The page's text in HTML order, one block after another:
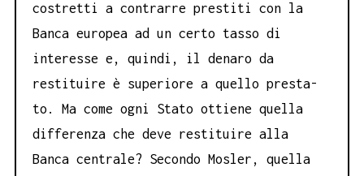
costretti a contrarre prestiti con la
Banca europea ad un certo tasso di
interesse e, quindi, il denaro da
restituire è superiore a quello presta-
to. Ma come ogni Stato ottiene quella
differenza che deve restituire alla
Banca centrale? Secondo Mosler, quella